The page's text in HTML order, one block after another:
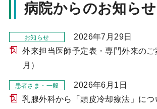
病院からのお知らせ
お知らせ
2026年7月29日
外来担当医師予定表・専門外来の
月）
患者さま・一般
2026年6月1日
乳腺外科から「頭皮冷却療法」に